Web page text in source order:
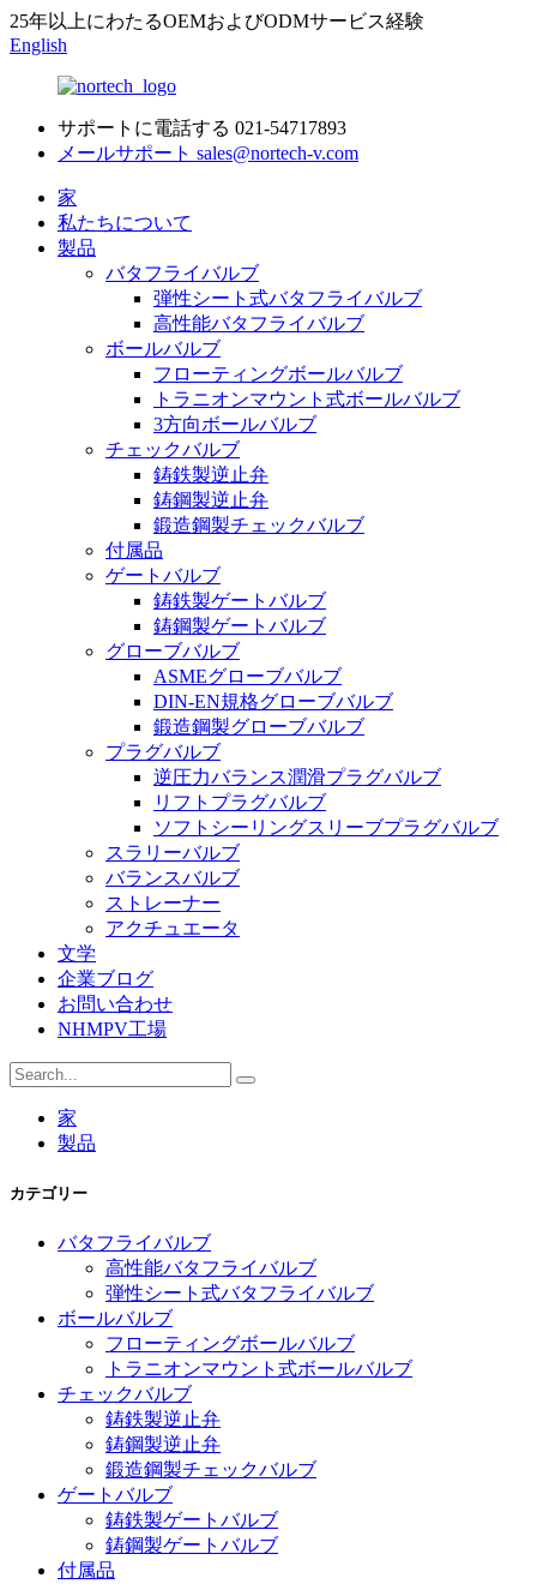
25年以上にわたるOEMおよびODMサービス経験
English
サポートに電話する 021-54717893
メールサポート sales@nortech-v.com
家
私たちについて
製品
バタフライバルブ
弾性シート式バタフライバルブ
高性能バタフライバルブ
ボールバルブ
フローティングボールバルブ
トラニオンマウント式ボールバルブ
3方向ボールバルブ
チェックバルブ
鋳鉄製逆止弁
鋳鋼製逆止弁
鍛造鋼製チェックバルブ
付属品
ゲートバルブ
鋳鉄製ゲートバルブ
鋳鋼製ゲートバルブ
グローブバルブ
ASMEグローブバルブ
DIN-EN規格グローブバルブ
鍛造鋼製グローブバルブ
プラグバルブ
逆圧力バランス潤滑プラグバルブ
リフトプラグバルブ
ソフトシーリングスリーブプラグバルブ
スラリーバルブ
バランスバルブ
ストレーナー
アクチュエータ
文学
企業ブログ
お問い合わせ
NHMPV工場
家
製品
カテゴリー
バタフライバルブ
高性能バタフライバルブ
弾性シート式バタフライバルブ
ボールバルブ
フローティングボールバルブ
トラニオンマウント式ボールバルブ
チェックバルブ
鋳鉄製逆止弁
鋳鋼製逆止弁
鍛造鋼製チェックバルブ
ゲートバルブ
鋳鉄製ゲートバルブ
鋳鋼製ゲートバルブ
付属品